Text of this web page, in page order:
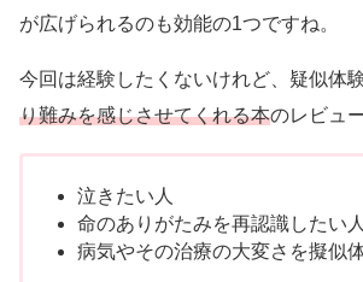
が広げられるのも効能の1つですね。
今回は経験したくないけれど、疑似体
り難みを感じさせてくれる本のレビュ
泣きたい人
命のありがたみを再認識したい人
病気やその治療の大変さを擬似